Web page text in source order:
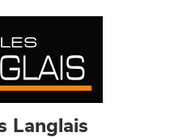
Langlais